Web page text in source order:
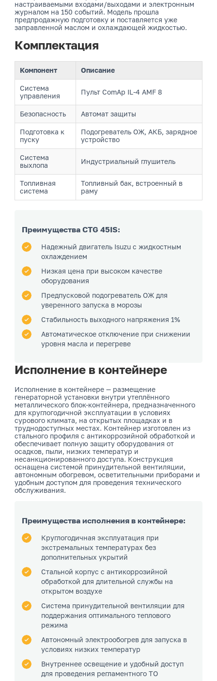
настраиваемыми входами/выходами и электронным
журналом на 150 событий. Модель прошла
предпродажную подготовку и поставляется уже
заправленной маслом и охлаждающей жидкостью.
Комплектация
Компонент Описание
Система
управления
Пульт ComAp IL-4 AMF 8
Безопасность Автомат защиты
Подготовка к
пуску
Подогреватель ОЖ, АКБ, зарядное
устройство
Система
выхлопа
Индустриальный глушитель
Топливная
система
Топливный бак, встроенный в
раму
Преимущества CTG 45IS:
Надежный двигатель Isuzu с жидкостным
охлаждением
Низкая цена при высоком качестве
оборудования
Предпусковой подогреватель ОЖ для
уверенного запуска в морозы
Стабильность выходного напряжения 1%
Автоматическое отключение при снижении
уровня масла и перегреве
Исполнение в контейнере
Исполнение в контейнере — размещение
генераторной установки внутри утеплённого
металлического блок-контейнера, предназначенного
для круглогодичной эксплуатации в условиях
сурового климата, на открытых площадках и в
труднодоступных местах. Контейнер изготовлен из
стального профиля с антикоррозийной обработкой и
обеспечивает полную защиту оборудования от
осадков, пыли, низких температур и
несанкционированного доступа. Конструкция
оснащена системой принудительной вентиляции,
автономным обогревом, осветительными приборами и
удобным доступом для проведения технического
обслуживания.
Преимущества исполнения в контейнере:
Круглогодичная эксплуатация при
экстремальных температурах без
дополнительных укрытий
Стальной корпус с антикоррозийной
обработкой для длительной службы на
открытом воздухе
Система принудительной вентиляции для
поддержания оптимального теплового
режима
Автономный электрообогрев для запуска в
условиях низких температур
Внутреннее освещение и удобный доступ
для проведения регламентного ТО